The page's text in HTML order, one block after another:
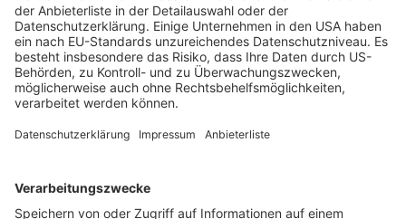
Urteil vom 20.6.2023 – 2 BvR 166/16, 2 BvR 1683/17 Mit
heute verkündetem Urteil hat der Zweite Senat des
Bundesverfassungsgerichts entschieden, dass Art. 46
Abs. 2 Satz 2, Abs. 3 […]
WEITERLESEN